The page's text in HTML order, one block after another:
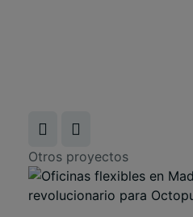
Otros proyectos